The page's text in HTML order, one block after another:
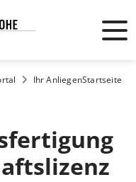
Startseite
Ihr Anliegen